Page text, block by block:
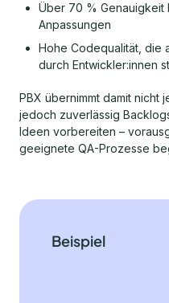
Über 70 %
Anpassungen
Hohe Codequalität, die
durch Entwickler:innen
PBX übernimmt damit nicht
jedoch zuverlässig
Ideen vorbereiten –
geeignete QA-Prozesse
Beispiel